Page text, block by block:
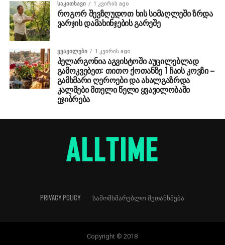
ᲡᲐᲙᲘᲗᲮᲐᲕᲘ 1 კვირის ago
როგორ შევზღუდოთ ხის სიმაღლეში ზრდა
ვარჯის დამახინჯების გარეშე
ᲧᲕᲐᲕᲘᲚᲔᲑᲘ 1 კვირის ago
პელარგონია აგვისტოში აუცილებლად
გამოკვებეთ: თითო ქოთანზე 1 ჩაის კოვზი –
გამხმარი ღეროები და ახალგაზრდა
კალმები მთელი წელი ყვავილობაში
ეჯიბრება
PRIVACY POLICY ᲡᲐᲛᲝᲛᲮᲛᲐᲠᲔᲑᲚᲝ ᲨᲔᲗᲐᲜᲮᲛᲔᲑᲐ
Copyright © 2018